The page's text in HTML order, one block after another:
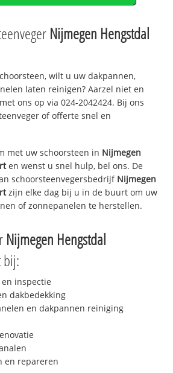
Nijmegen Hengstdal
wilt u uw dakpannen,
laten reinigen? Aarzel niet en
ons op via 024-2042424. Bij ons
of offerte snel en
met uw schoorsteen in Nijmegen
en wenst u snel hulp, bel ons. De
schoorsteenvegersbedrijf Nijmegen
zijn elke dag bij u in de buurt om uw
of zonnepanelen te herstellen.
Nijmegen Hengstdal
inspectie
dakbedekking
en dakpannen reiniging
en repareren